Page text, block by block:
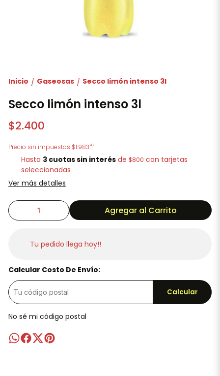
Inicio / Gaseosas / Secco limón intenso 3l
Secco limón intenso 3l
$2.400
Precio sin impuestos $1.98347
Hasta 3 cuotas sin interésde $800 con tarjetas
seleccionadas
Ver más detalles
Agregar al Carrito
Tu pedido llega hoy!!
Calcular Costo De Envío:
Calcular
No sé mi código postal